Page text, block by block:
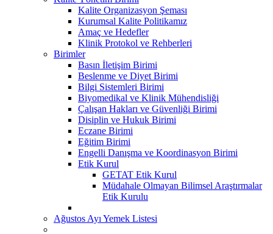
Kalite Organizasyon Şeması
Kurumsal Kalite Politikamız
Amaç ve Hedefler
Klinik Protokol ve Rehberleri
Birimler
Basın İletişim Birimi
Beslenme ve Diyet Birimi
Bilgi Sistemleri Birimi
Biyomedikal ve Klinik Mühendisliği
Çalışan Hakları ve Güvenliği Birimi
Disiplin ve Hukuk Birimi
Eczane Birimi
Eğitim Birimi
Engelli Danışma ve Koordinasyon Birimi
Etik Kurul
GETAT Etik Kurul
Müdahale Olmayan Bilimsel Araştırmalar
Etik Kurulu
Ağustos Ayı Yemek Listesi